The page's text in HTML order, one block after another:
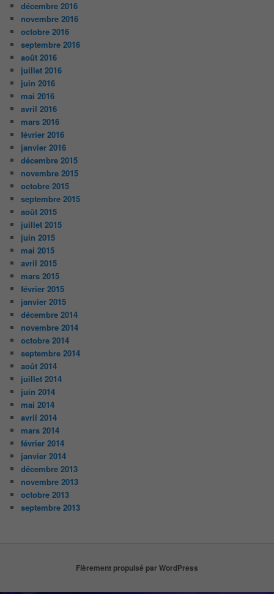
décembre 2016
novembre 2016
octobre 2016
septembre 2016
août 2016
juillet 2016
juin 2016
mai 2016
avril 2016
mars 2016
février 2016
janvier 2016
décembre 2015
novembre 2015
octobre 2015
septembre 2015
août 2015
juillet 2015
juin 2015
mai 2015
avril 2015
mars 2015
février 2015
janvier 2015
décembre 2014
novembre 2014
octobre 2014
septembre 2014
août 2014
juillet 2014
juin 2014
mai 2014
avril 2014
mars 2014
février 2014
janvier 2014
décembre 2013
novembre 2013
octobre 2013
septembre 2013
Fièrement propulsé par WordPress